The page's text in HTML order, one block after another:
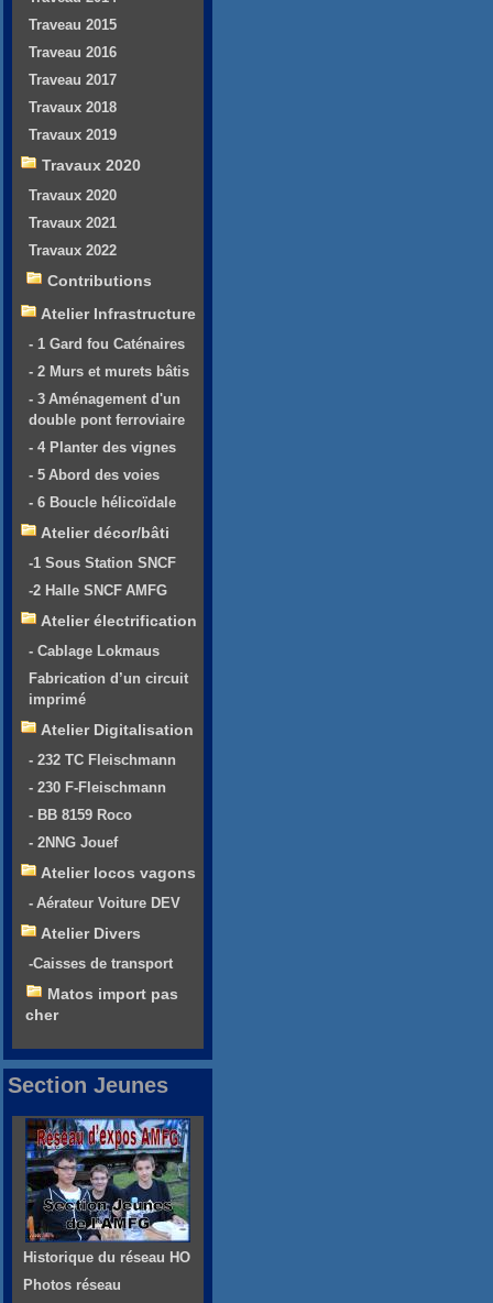
Traveau 2015
Traveau 2016
Traveau 2017
Travaux 2018
Travaux 2019
Travaux 2020
Travaux 2020
Travaux 2021
Travaux 2022
Contributions
Atelier Infrastructure
- 1 Gard fou Caténaires
- 2 Murs et murets bâtis
- 3 Aménagement d'un
double pont ferroviaire
- 4 Planter des vignes
- 5 Abord des voies
- 6 Boucle hélicoïdale
Atelier décor/bâti
-1 Sous Station SNCF
-2 Halle SNCF AMFG
Atelier électrification
- Cablage Lokmaus
Fabrication d’un circuit
imprimé
Atelier Digitalisation
- 232 TC Fleischmann
- 230 F-Fleischmann
- BB 8159 Roco
- 2NNG Jouef
Atelier locos vagons
- Aérateur Voiture DEV
Atelier Divers
-Caisses de transport
Matos import pas
cher
Section Jeunes
Historique du réseau HO
Photos réseau